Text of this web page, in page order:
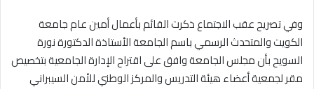
وفي تصريح عقب الاجتماع ذكرت القائم بأعمال أمين عام جامعة
الكويت والمتحدث الرسمي باسم الجامعة الأستاذة الدكتورة نورة
السويح بأن مجلس الجامعة وافق على اقتراح الإدارة الجامعية بتخصيص
مقر لجمعية أعضاء هيئة التدريس والمركز الوطني للأمن السيبراني